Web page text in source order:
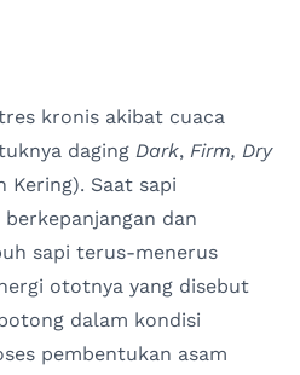
kronis akibat cuaca
daging Dark, Firm, Dry
Kering). Saat sapi
dan
sapi terus-menerus
ototnya yang disebut
dalam kondisi
pembentukan asam